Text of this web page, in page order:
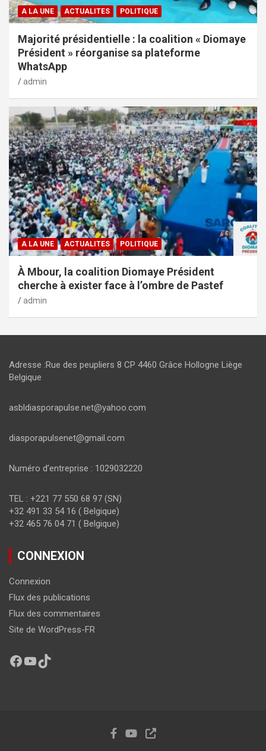
A LA UNE ACTUALITES POLITIQUE
Majorité présidentielle : la coalition « Diomaye
Président » réorganise sa plateforme
WhatsApp
admin
A LA UNE ACTUALITES POLITIQUE
À Mbour, la coalition Diomaye Président
cherche à exister face à l’ombre de Pastef
admin
Adresse :Rue des peupliers 8 CP 4460 Grâce Hollogne Liège
Belgique
asbldiasporapulse.net@yahoo.com
diasporapulsenet@gmail.com
Numéro d’entreprise : 1029032220
TEL : +221 77 550 68 97 (SN)
+32 491 33 54 16 ( Belgique)
+32 465 76 04 71 ( Belgique)
CONNEXION
Connexion
Flux des publications
Flux des commentaires
Site de WordPress-FR